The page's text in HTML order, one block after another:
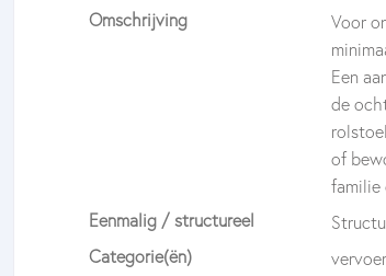
Omschrijving
Voor
Een
de
of
familie
Eenmalig / structureel
Categorie(ën)
vervoer